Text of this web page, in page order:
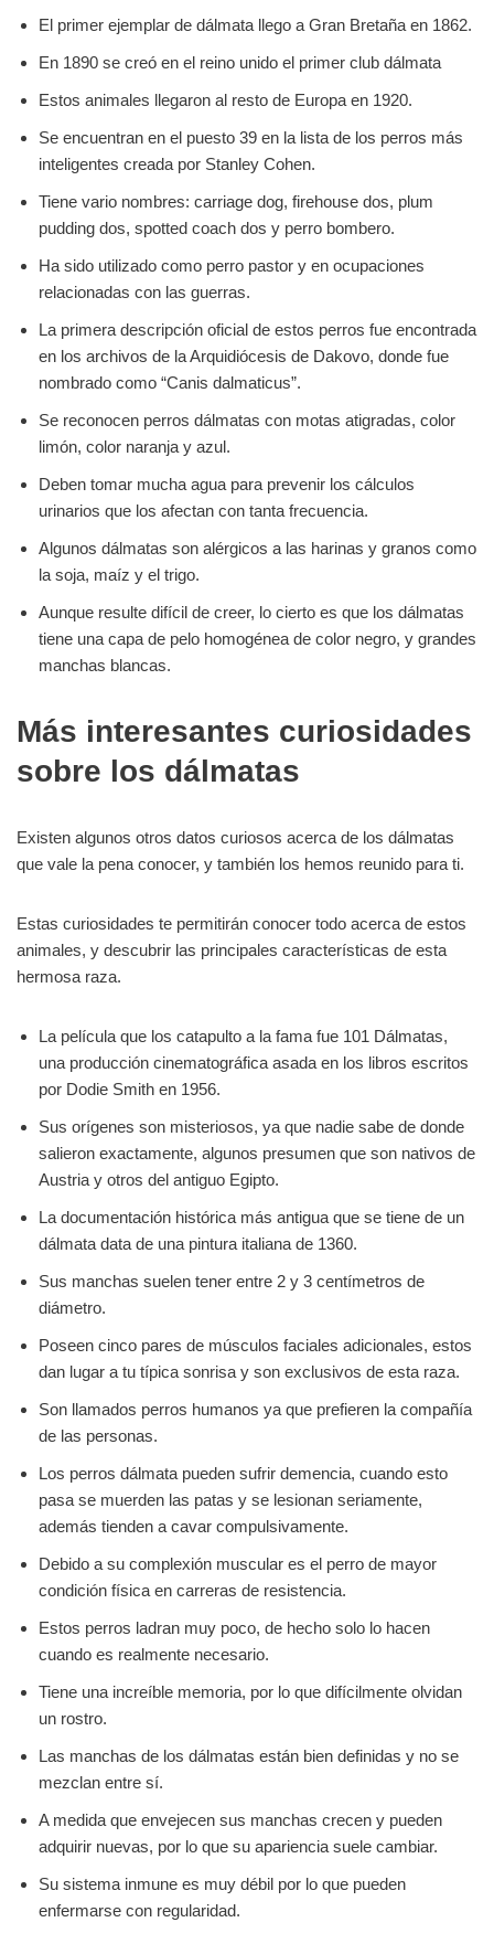
El primer ejemplar de dálmata llego a Gran Bretaña en 1862.
En 1890 se creó en el reino unido el primer club dálmata
Estos animales llegaron al resto de Europa en 1920.
Se encuentran en el puesto 39 en la lista de los perros más
inteligentes creada por Stanley Cohen.
Tiene vario nombres: carriage dog, firehouse dos, plum
pudding dos, spotted coach dos y perro bombero.
Ha sido utilizado como perro pastor y en ocupaciones
relacionadas con las guerras.
La primera descripción oficial de estos perros fue encontrada
en los archivos de la Arquidiócesis de Dakovo, donde fue
nombrado como “Canis dalmaticus”.
Se reconocen perros dálmatas con motas atigradas, color
limón, color naranja y azul.
Deben tomar mucha agua para prevenir los cálculos
urinarios que los afectan con tanta frecuencia.
Algunos dálmatas son alérgicos a las harinas y granos como
la soja, maíz y el trigo.
Aunque resulte difícil de creer, lo cierto es que los dálmatas
tiene una capa de pelo homogénea de color negro, y grandes
manchas blancas.
Más interesantes curiosidades
sobre los dálmatas
Existen algunos otros datos curiosos acerca de los dálmatas
que vale la pena conocer, y también los hemos reunido para ti.
Estas curiosidades te permitirán conocer todo acerca de estos
animales, y descubrir las principales características de esta
hermosa raza.
La película que los catapulto a la fama fue 101 Dálmatas,
una producción cinematográfica asada en los libros escritos
por Dodie Smith en 1956.
Sus orígenes son misteriosos, ya que nadie sabe de donde
salieron exactamente, algunos presumen que son nativos de
Austria y otros del antiguo Egipto.
La documentación histórica más antigua que se tiene de un
dálmata data de una pintura italiana de 1360.
Sus manchas suelen tener entre 2 y 3 centímetros de
diámetro.
Poseen cinco pares de músculos faciales adicionales, estos
dan lugar a tu típica sonrisa y son exclusivos de esta raza.
Son llamados perros humanos ya que prefieren la compañía
de las personas.
Los perros dálmata pueden sufrir demencia, cuando esto
pasa se muerden las patas y se lesionan seriamente,
además tienden a cavar compulsivamente.
Debido a su complexión muscular es el perro de mayor
condición física en carreras de resistencia.
Estos perros ladran muy poco, de hecho solo lo hacen
cuando es realmente necesario.
Tiene una increíble memoria, por lo que difícilmente olvidan
un rostro.
Las manchas de los dálmatas están bien definidas y no se
mezclan entre sí.
A medida que envejecen sus manchas crecen y pueden
adquirir nuevas, por lo que su apariencia suele cambiar.
Su sistema inmune es muy débil por lo que pueden
enfermarse con regularidad.